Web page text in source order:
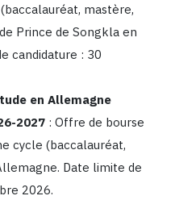
mastère,
Prince de Songkla en
candidature : 30
en Allemagne
2027 : Offre de bourse
cycle (baccalauréat,
Date limite de
2026.